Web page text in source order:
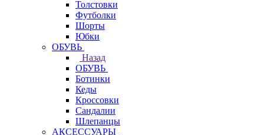
Толстовки
Футболки
Шорты
Юбки
ОБУВЬ
Назад
ОБУВЬ
Ботинки
Кеды
Кроссовки
Сандалии
Шлепанцы
АКСЕССУАРЫ